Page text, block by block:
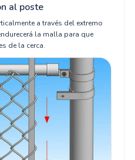
al poste
a través del extremo
la malla para que
de la cerca.